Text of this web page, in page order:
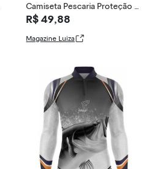
Camiseta Pescaria Proteção U
v - River, R
R$ 49,88
Magazine Luiza